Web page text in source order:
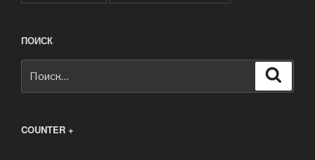
ПОИСК
COUNTER +